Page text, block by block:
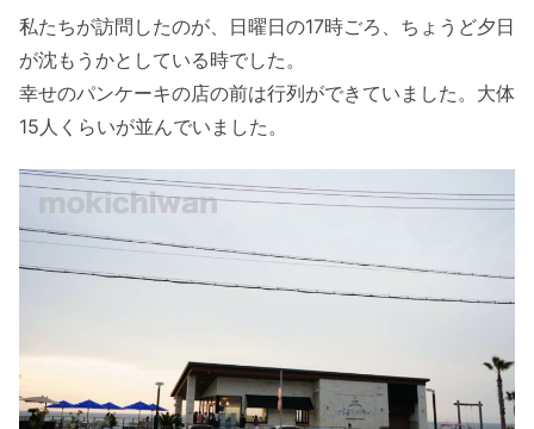
私たちが訪問したのが、日曜日の17時ごろ、ちょうど夕日
が沈もうかとしている時でした。
幸せのパンケーキの店の前は行列ができていました。大体
15人くらいが並んでいました。